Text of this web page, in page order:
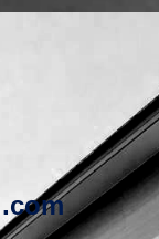
.com